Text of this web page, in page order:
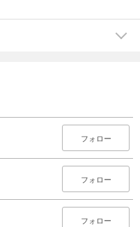
フォロー
フォロー
フォロー